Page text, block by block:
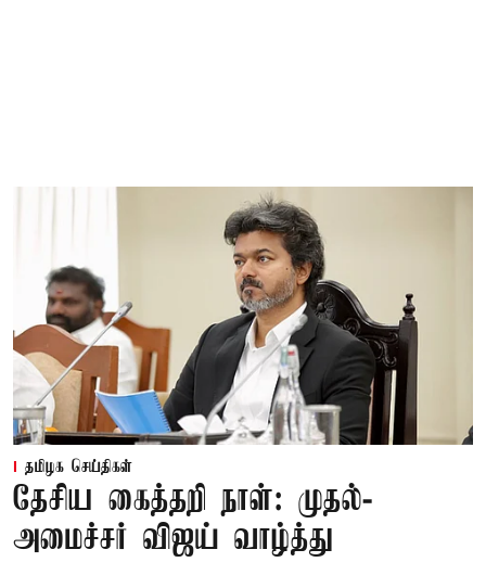
தமிழக செய்திகள்
தேசிய கைத்தறி நாள்: முதல்-
அமைச்சர் விஜய் வாழ்த்து